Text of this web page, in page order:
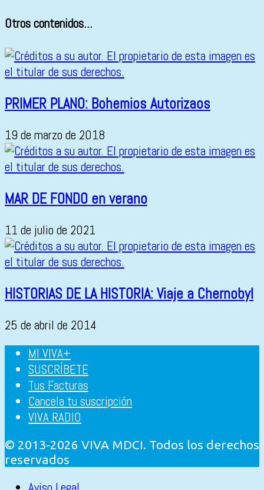
Otros contenidos...
PRIMER PLANO: Bohemios Autorizaos
19 de marzo de 2018
MAR DE FONDO en verano
11 de julio de 2021
HISTORIAS DE LA HISTORIA: Viaje a Chernobyl
25 de abril de 2014
MI VIVA+
SUSCRÍBETE
Tus Facturas
Cancela tu suscripción
VIVA RADIO
© 2013-2026 VIVA MDCI. Todos los derechos
reservados